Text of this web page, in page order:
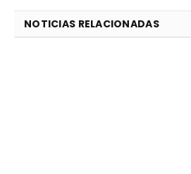
NOTICIAS RELACIONADAS